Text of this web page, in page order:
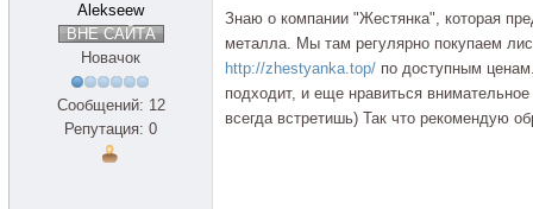
Alekseew
ВНЕ САЙТА
Новачок
Сообщений: 12
Репутация: 0
Знаю о компании "Жестянка", которая
металла. Мы там регулярно покупаем
http://zhestyanka.top/ по доступным
подходит, и еще нравиться
всегда встретишь) Так что рекомендую